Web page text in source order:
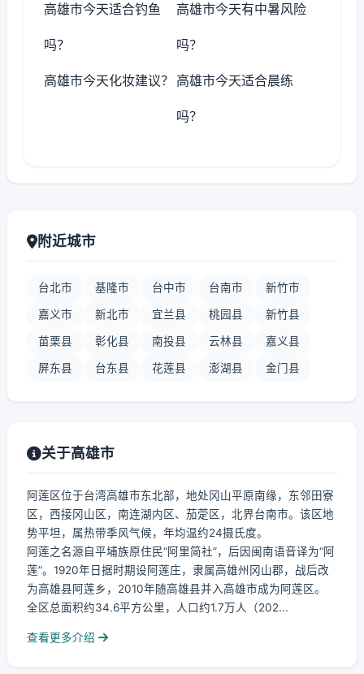
高雄市今天适合钓鱼
吗？
高雄市今天有中暑风险
吗？
高雄市今天化妆建议？ 高雄市今天适合晨练
吗？
附近城市
台北市 基隆市 台中市 台南市 新竹市
嘉义市 新北市 宜兰县 桃园县 新竹县
苗栗县 彰化县 南投县 云林县 嘉义县
屏东县 台东县 花莲县 澎湖县 金门县
关于高雄市
阿莲区位于台湾高雄市东北部，地处冈山平原南缘，东邻田寮
区，西接冈山区，南连湖内区、茄萣区，北界台南市。该区地
势平坦，属热带季风气候，年均温约24摄氏度。
阿莲之名源自平埔族原住民“阿里简社”，后因闽南语音译为“阿
莲”。1920年日据时期设阿莲庄，隶属高雄州冈山郡，战后改
为高雄县阿莲乡，2010年随高雄县并入高雄市成为阿莲区。
全区总面积约34.6平方公里，人口约1.7万人（202...
查看更多介绍